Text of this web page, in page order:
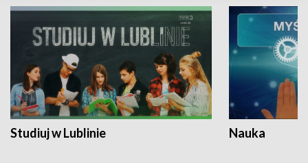
Studiuj w Lublinie Nauka